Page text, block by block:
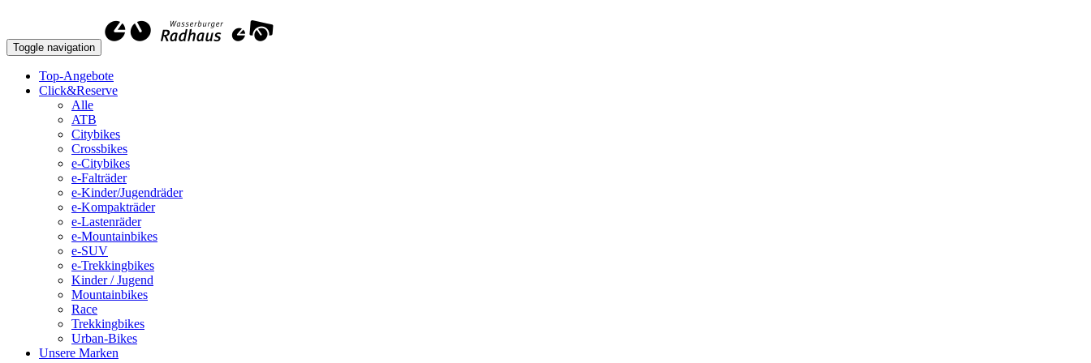
Toggle navigation
Top-Angebote
Click&Reserve
Alle
ATB
Citybikes
Crossbikes
e-Citybikes
e-Falträder
e-Kinder/Jugendräder
e-Kompakträder
e-Lastenräder
e-Mountainbikes
e-SUV
e-Trekkingbikes
Kinder / Jugend
Mountainbikes
Race
Trekkingbikes
Urban-Bikes
Unsere Marken